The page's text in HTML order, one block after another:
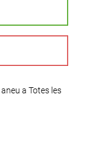
aneu aTotes les